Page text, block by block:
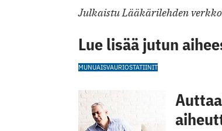
Julkaistu Lääkärilehden
Lue lisää jutun
MUNUAISVAURIOSTATIINIT